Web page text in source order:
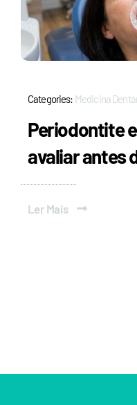
Categories: Medicina
Periodontite
avaliar antes
Ler Mais